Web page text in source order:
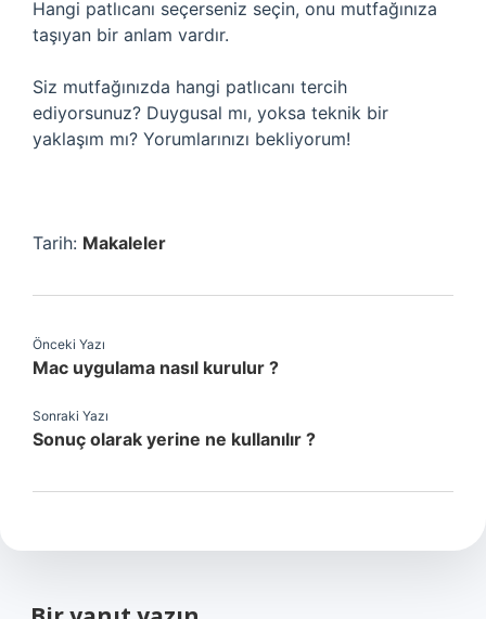
Hangi patlıcanı seçerseniz seçin, onu mutfağınıza
taşıyan bir anlam vardır.
Siz mutfağınızda hangi patlıcanı tercih
ediyorsunuz? Duygusal mı, yoksa teknik bir
yaklaşım mı? Yorumlarınızı bekliyorum!
Tarih: Makaleler
Önceki Yazı
Mac uygulama nasıl kurulur ?
Sonraki Yazı
Sonuç olarak yerine ne kullanılır ?